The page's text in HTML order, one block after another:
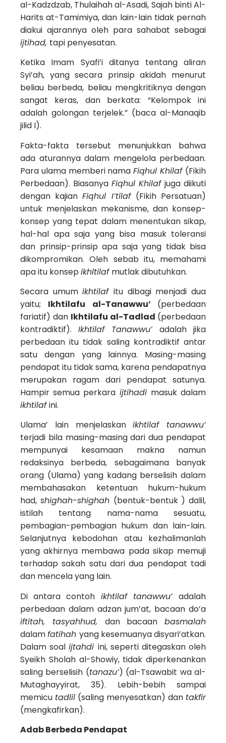
al-Kadzdzab, Thulaihah al-Asadi, Sajah binti Al-
Harits at-Tamimiya, dan lain-lain tidak pernah
diakui ajarannya oleh para sahabat sebagai
ijtihad, tapi penyesatan.
Ketika Imam Syafi’i ditanya tentang aliran
Syi’ah, yang secara prinsip akidah menurut
beliau berbeda, beliau mengkritiknya dengan
sangat keras, dan berkata: “Kelompok ini
adalah golongan terjelek.” (baca al-Manaqib
jilid I).
Fakta-fakta tersebut menunjukkan bahwa
ada aturannya dalam mengelola perbedaan.
Para ulama memberi namaFiqhul Khilaf (Fikih
Perbedaan). Biasanya Fiqhul Khilaf juga diikuti
dengan kajianFiqhul I’tilaf (Fikih Persatuan)
untuk menjelaskan mekanisme, dan konsep-
konsep yang tepat dalam menentukan sikap,
hal-hal apa saja yang bisa masuk toleransi
dan prinsip-prinsip apa saja yang tidak bisa
dikompromikan. Oleh sebab itu, memahami
apa itu konsepikhltilaf mutlak dibutuhkan.
Secara umumikhtilafitu dibagi menjadi dua
yaitu; Ikhtilafu al-Tanawwu’ (perbedaan
fariatif) dan Ikhtilafu al-Tadlad (perbedaan
kontradiktif). Ikhtilaf Tanawwu’ adalah jika
perbedaan itu tidak saling kontradiktif antar
satu dengan yang lainnya. Masing-masing
pendapat itu tidak sama, karena pendapatnya
merupakan ragam dari pendapat satunya.
Hampir semua perkara ijtihadi masuk dalam
ikhtilafini.
Ulama’ lain menjelaskanikhtilaf tanawwu’
terjadi bila masing-masing dari dua pendapat
mempunyai kesamaan makna namun
redaksinya berbeda, sebagaimana banyak
orang (Ulama) yang kadang berselisih dalam
membahasakan ketentuan hukum-hukum
had, shighah-shighah (bentuk-bentuk ) dalil,
istilah tentang nama-nama sesuatu,
pembagian-pembagian hukum dan lain-lain.
Selanjutnya kebodohan atau kezhalimanlah
yang akhirnya membawa pada sikap memuji
terhadap sakah satu dari dua pendapat tadi
dan mencela yang lain.
Di antara contoh ikhtilaf tanawwu’adalah
perbedaan dalam adzan jum’at, bacaan do’a
iftitah, tasyahhud, dan bacaan basmalah
dalamfatihah yang kesemuanya disyari’atkan.
Dalam soalijtahdi ini, seperti ditegaskan oleh
Syeikh Sholah al-Showiy, tidak diperkenankan
saling berselisih (tanazu’) (al-Tsawabit wa al-
Mutaghayyirat, 35). Lebih-bebih sampai
memicu tadlil (saling menyesatkan) dan takfir
(mengkafirkan).
Adab Berbeda Pendapat